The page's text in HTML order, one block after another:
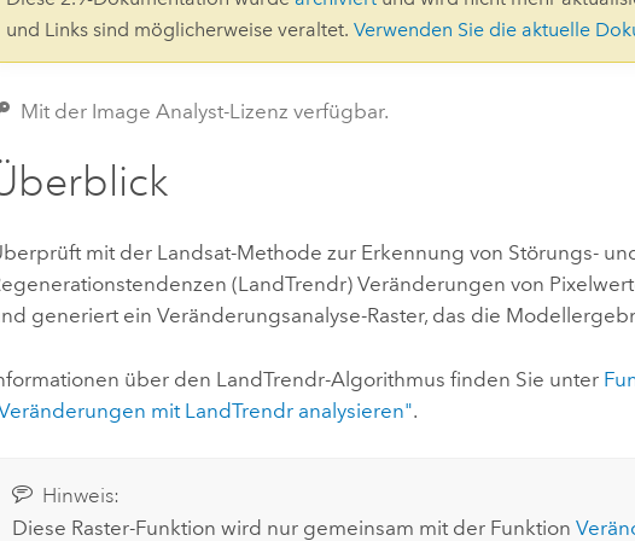
Alle Storys
und Links sind möglicherweise veraltet.Verwenden Sie die aktuelle
Mit der Image Analyst-Lizenz verfügbar.
mit der Landsat-Methode zur Erkennung von Störungs-
(LandTrendr) Veränderungen von
generiert ein Veränderungsanalyse-Raster, das die
über den LandTrendr-Algorithmus finden Sie unter
mit LandTrendr analysieren".
Hinweis:
Diese Raster-Funktion wird nur gemeinsam mit der Funktion